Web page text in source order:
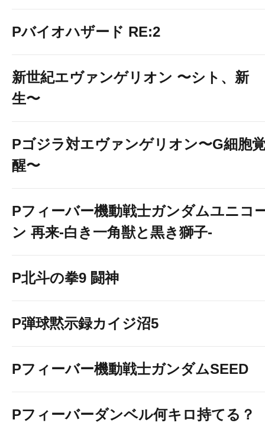
Pバイオハザード RE:2
新世紀エヴァンゲリオン 〜シト、新
生〜
Pゴジラ対エヴァンゲリオン〜G細胞
醒〜
Pフィーバー機動戦士ガンダムユニコ
ン 再来-白き一角獣と黒き獅子-
P北斗の拳9 闘神
P弾球黙示録カイジ沼5
Pフィーバー機動戦士ガンダムSEED
Pフィーバーダンベル何キロ持てる？